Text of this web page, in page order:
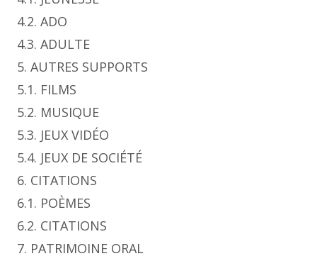
4.2. ADO
4.3. ADULTE
5. AUTRES SUPPORTS
5.1. FILMS
5.2. MUSIQUE
5.3. JEUX VIDÉO
5.4. JEUX DE SOCIÉTÉ
6. CITATIONS
6.1. POÈMES
6.2. CITATIONS
7. PATRIMOINE ORAL